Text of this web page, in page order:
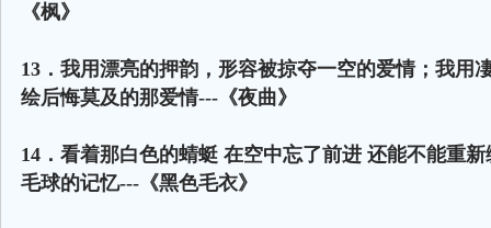
《枫》
13．我用漂亮的押韵，形容被掠夺一空的爱情；我用
绘后悔莫及的那爱情---《夜曲》
14．看着那白色的蜻蜓 在空中忘了前进 还能不能重
毛球的记忆---《黑色毛衣》